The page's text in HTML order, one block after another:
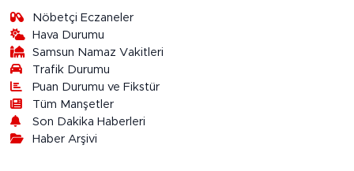
Nöbetçi Eczaneler
Hava Durumu
Samsun Namaz Vakitleri
Trafik Durumu
Puan Durumu ve Fikstür
Tüm Manşetler
Son Dakika Haberleri
Haber Arşivi